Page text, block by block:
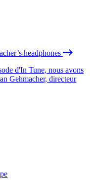
headphones
d'In Tune, nous avons
Gehmacher, directeur